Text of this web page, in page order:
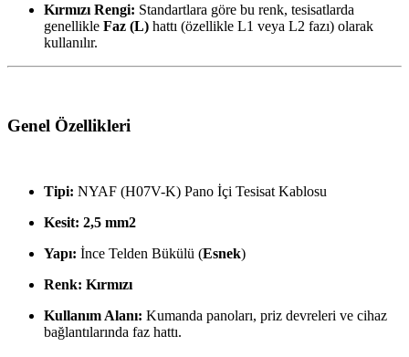
Kırmızı Rengi: Standartlara göre bu renk, tesisatlarda
genellikle Faz (L) hattı (özellikle L1 veya L2 fazı) olarak
kullanılır.
Genel Özellikleri
Tipi: NYAF (H07V-K) Pano İçi Tesisat Kablosu
Kesit: 2,5 mm2
Yapı: İnce Telden Bükülü (Esnek)
Renk: Kırmızı
Kullanım Alanı: Kumanda panoları, priz devreleri ve cihaz
bağlantılarında faz hattı.